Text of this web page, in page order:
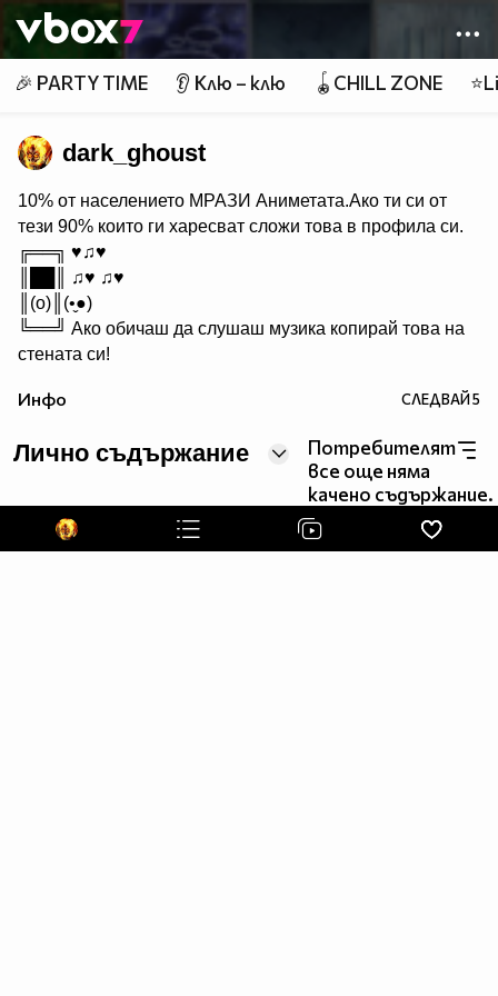
Member of
👾
🎉 PARTY TIME 👂 Клю – клю 🪀CHILL ZONE
dark_ghoust
10% от населението МРАЗИ Aниметата.Ако ти си от
тези 90% които ги харесват сложи това в профила си.
╔══╗ ♥♫♥
║██║ ♫♥ ♫♥
║(o)║(•̬●)
╚══╝ Ако обичаш да слушаш музика копирай това на
стената си!
Инфо СЛЕДВАЙ5
Лично съдържание
Потребителят
все още няма
качено съдържание.